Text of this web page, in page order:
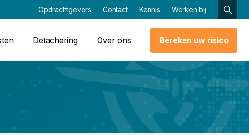
Opdrachtgevers Contact Kennis Werken bij
Detachering Over ons Bereken uw risico